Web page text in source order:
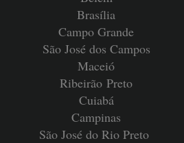
Brasília
Campo Grande
São José dos Campos
Maceió
Ribeirão Preto
Cuiabá
Campinas
São José do Rio Preto